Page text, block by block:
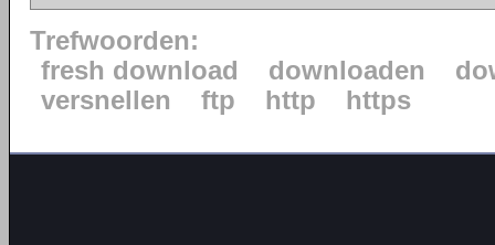
Trefwoorden:
fresh download
downloaden
versnellen
ftp http https